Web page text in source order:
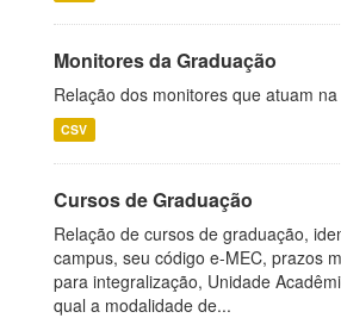
Monitores da Graduação
Relação dos monitores que atuam
CSV
Cursos de Graduação
Relação de cursos de graduação,
campus, seu código e-MEC, prazos
para integralização, Unidade
qual a modalidade de...